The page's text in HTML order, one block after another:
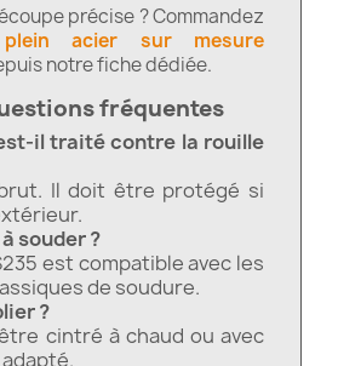
précise ? Commandez
acier sur mesure
notre fiche dédiée.
fréquentes
il traité contre la rouille
Il doit être protégé si
souder ?
est compatible avec les
de soudure.
?
cintré à chaud ou avec